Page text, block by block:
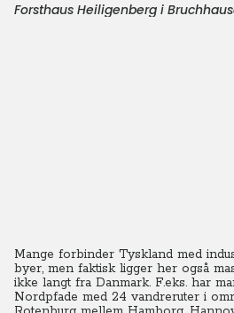
Forsthaus Heiligenberg i
Mange forbinder Tyskland med
byer, men faktisk ligger her også
ikke langt fra Danmark. F.eks. har
Nordpfade med 24 vandreruter i